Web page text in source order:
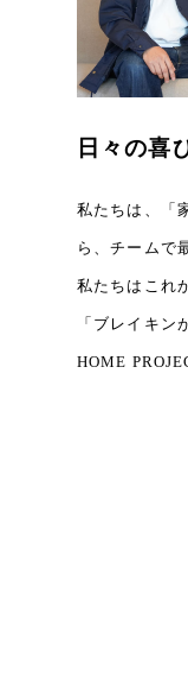
日々の喜
私たちは、「
ら、チームで
私たちはこれ
「ブレイキ
HOME